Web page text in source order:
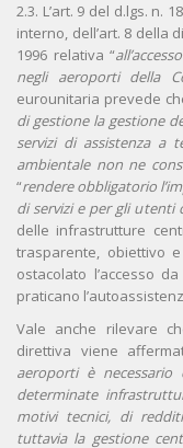
2.3. L’art. 9 del d.lgs. n.
interno, dell’art. 8 della
1996 relativa “
negli aeroporti della
eurounitaria prevede
di gestione la gestione
servizi di assistenza a
ambientale non ne
“rendere obbligatorio
di servizi e per gli utenti
delle infrastrutture
trasparente, obiettivo
ostacolato l’accesso
praticano
Vale anche rilevare
direttiva viene
aeroporti è
determinate
motivi tecnici, di
tuttavia la gestione